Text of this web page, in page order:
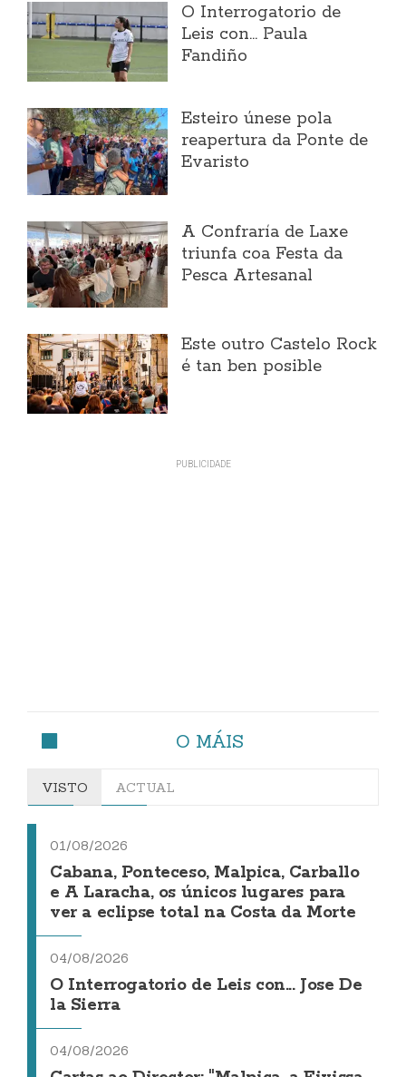
O Interrogatorio de
Leis con... Paula
Fandiño
Esteiro únese pola
reapertura da Ponte de
Evaristo
A Confraría de Laxe
triunfa coa Festa da
Pesca Artesanal
Este outro Castelo Rock
é tan ben posible
O MÁIS
VISTO ACTUAL
01/08/2026
Cabana, Ponteceso, Malpica, Carballo
e A Laracha, os únicos lugares para
ver a eclipse total na Costa da Morte
04/08/2026
O Interrogatorio de Leis con... Jose De
la Sierra
04/08/2026